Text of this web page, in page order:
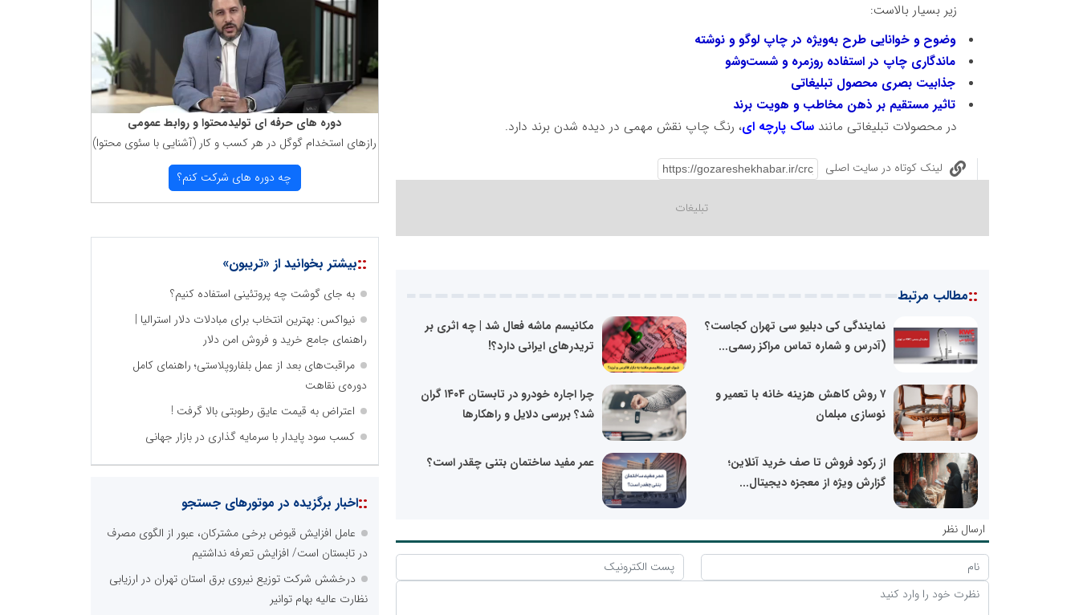
زیر بسیار بالاست:
وضوح و خوانایی طرح به‌ویژه در چاپ لوگو و نوشته
ماندگاری چاپ در استفاده روزمره و شست‌وشو
جذابیت بصری محصول تبلیغاتی
تاثیر مستقیم بر ذهن مخاطب و هویت برند
در محصولات تبلیغاتی مانندساک پارچه ای، رنگ چاپ نقش مهمی در دیده شدن برند دارد.
لینک کوتاه در سایت اصلی
::مطالب مرتبط
نمایندگی کی دبلیو سی تهران کجاست؟
(آدرس و شماره تماس مراکز رسمی...
مکانیسم ماشه فعال شد | چه اثری بر
تریدرهای ایرانی دارد؟!
۷ روش کاهش هزینه خانه با تعمیر و
نوسازی مبلمان
چرا اجاره خودرو در تابستان ۱۴۰۴ گران
شد؟ بررسی دلایل و راهکارها
از رکود فروش تا صف خرید آنلاین؛
گزارش ویژه از معجزه دیجیتال...
عمر مفید ساختمان بتنی چقدر است؟
ارسال نظر
دوره های حرفه ای تولیدمحتوا و روابط عمومی
رازهای استخدام گوگل در هر كسب و كار (آشنایی با سئوی محتوا)
چه دوره های شركت كنم؟
::بیشتر بخوانید از «تریبون»
به جای گوشت چه پروتئینی استفاده کنیم؟
نیواکس: بهترین انتخاب برای مبادلات دلار استرالیا |
راهنمای جامع خرید و فروش امن دلار
مراقبت‌های بعد از عمل بلفاروپلاستی؛ راهنمای کامل
دوره‌ی نقاهت
اعتراض به قیمت عایق رطوبتی بالا گرفت !
کسب سود پایدار با سرمایه‌ گذاری در بازار جهانی
::اخبار برگزیده در موتورهای جستجو
عامل افزایش قبوض برخی مشترکان، عبور از الگوی مصرف
در تابستان است/ افزایش تعرفه نداشتیم
درخشش شرکت توزیع نیروی برق استان تهران در ارزیابی
نظارت عالیه بهام توانیر